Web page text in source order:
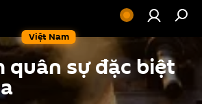
Việt Nam
quân sự đặc biệt